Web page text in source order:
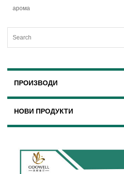
арома
ПРОИЗВОДИ
НОВИ ПРОДУКТИ